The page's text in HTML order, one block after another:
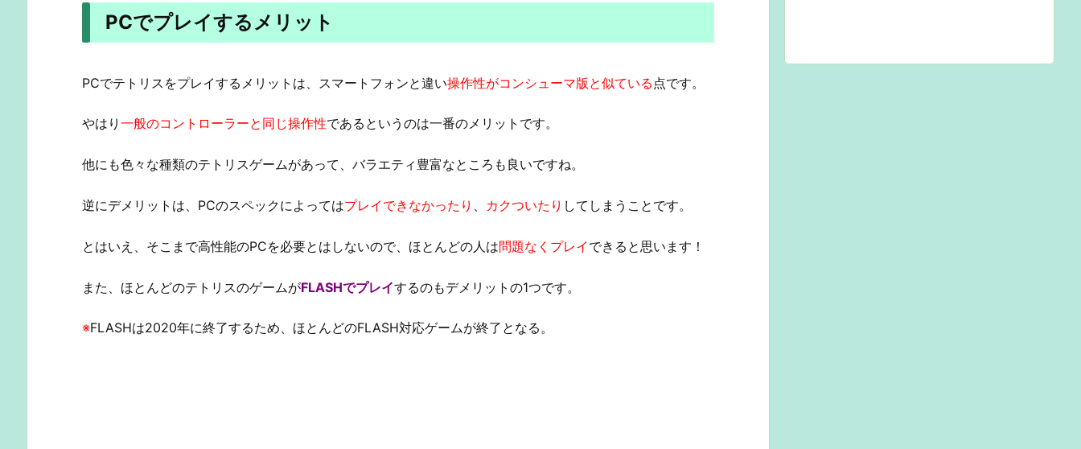
PCでプレイするメリット
PCでテトリスをプレイするメリットは、スマートフォンと違い操作性がコンシューマ版と似ている 点です。
やはり 一般のコントローラーと同じ操作性であるというのは一番のメリットです。
他にも色々な種類のテトリスゲームがあって、バラエティ豊富なところも良いですね。
逆にデメリットは、PCのスペックによってはプレイできなかったり 、 カクついたり してしまうことです。
とはいえ、そこまで高性能のPCを必要とはしないので、ほとんどの人は問題なくプレイ できると思います！
また、ほとんどのテトリスのゲームがFLASHでプレイするのもデメリットの1つです。
※FLASHは2020年に終了するため、ほとんどのFLASH対応ゲームが終了となる。